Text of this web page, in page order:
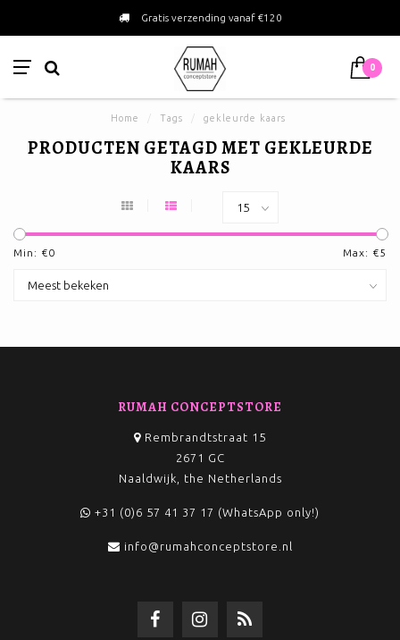
Gratis verzending vanaf €120
0
Home Tags gekleurde kaars
PRODUCTEN GETAGD MET GEKLEURDE
KAARS
Min: €0 Max: €5
RUMAH CONCEPTSTORE
Rembrandtstraat 15
2671 GC
Naaldwijk, the Netherlands
+31 (0)6 57 41 37 17 (WhatsApp only!)
info@rumahconceptstore.nl